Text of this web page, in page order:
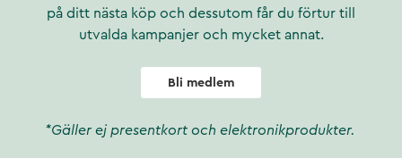
på ditt nästa köp och dessutom får du förtur till
utvalda kampanjer och mycket annat.
Bli medlem
*Gäller ej presentkort och elektronikprodukter.